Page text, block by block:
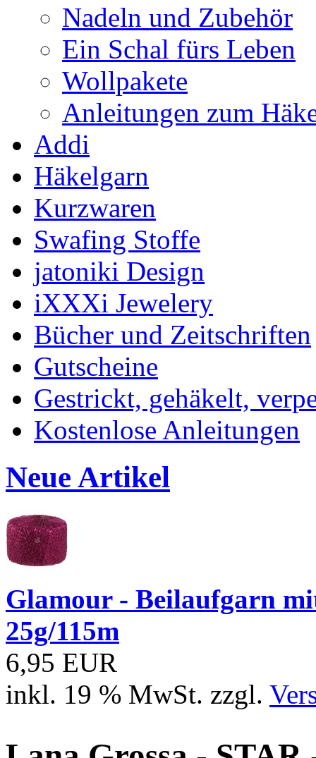
Nadeln und Zubehör
Ein Schal fürs Leben
Wollpakete
Anleitungen zum
Addi
Häkelgarn
Kurzwaren
Swafing Stoffe
jatoniki Design
iXXXi Jewelery
Bücher und Zeitschriften
Gutscheine
Gestrickt, gehäkelt,
Kostenlose Anleitungen
Neue Artikel
Glamour - Beilaufgarn
25g/115m
6,95 EUR
inkl. 19 % MwSt. zzgl.